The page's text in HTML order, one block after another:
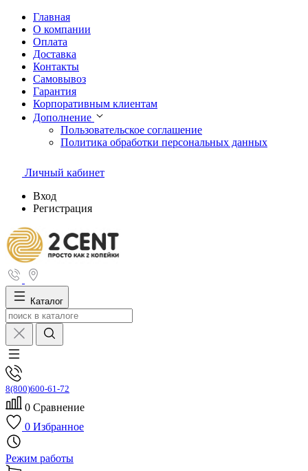
Главная
О компании
Оплата
Доставка
Контакты
Самовывоз
Гарантия
Корпоративным клиентам
Дополнение
Пользовательское соглашение
Политика обработки персональных данных
Личный кабинет
Вход
Регистрация
Каталог
8(800)600-61-72
0 Сравнение
0 Избранное
Режим работы